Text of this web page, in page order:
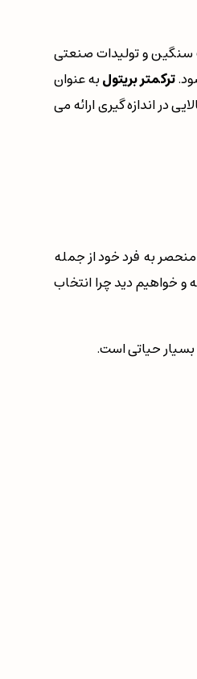
سنگین و تولیدات صنعتی
ترکمتر بریتولبه عنوان
در اندازه گیری ارائه می
منحصر به فرد خود از جمله
و خواهیم دید چرا انتخاب
بسیار حیاتی است.